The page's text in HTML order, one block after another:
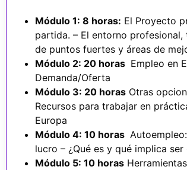
Módulo 1: 8 horas: El Proyecto
partida. – El entorno
de puntos fuertes y áreas de
Módulo 2: 20 horas Empleo en
Demanda/Oferta
Módulo 3: 20 horas Otras
Recursos para trabajar en
Europa
Módulo 4: 10 horas
lucro – ¿Qué es y qué implica
Módulo 5: 10 horas